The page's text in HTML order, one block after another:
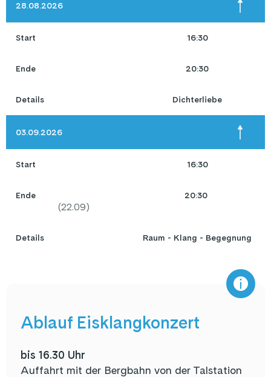
28.08.2026
Start 16:30
Ende 20:30
Details Dichterliebe
03.09.2026
Start 16:30
Ende 20:30
(22.09)
Details Raum - Klang - Begegnung
Ablauf Eisklangkonzert
bis 16.30 Uhr
Auffahrt mit der Bergbahn von der Talstation